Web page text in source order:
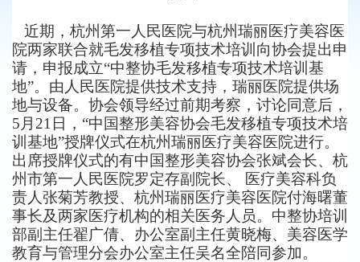
近期，杭州第一人民医院与杭州瑞丽医疗美容医
院两家联合就毛发移植专项技术培训向协会提出申
请，申报成立“中整协毛发移植专项技术培训基
地”。由人民医院提供技术支持，瑞丽医院提供场
地与设备。协会领导经过前期考察，讨论同意后，
5月21日，“中国整形美容协会毛发移植专项技术培
训基地”授牌仪式在杭州瑞丽医疗美容医院进行。
出席授牌仪式的有中国整形美容协会张斌会长、杭
州市第一人民医院罗定存副院长、 医疗美容科负
责人张菊芳教授、杭州瑞丽医疗美容医院付海曙董
事长及两家医疗机构的相关医务人员。中整协培训
部副主任翟广倩、办公室副主任黄晓梅、美容医学
教育与管理分会办公室主任吴名全陪同参加。